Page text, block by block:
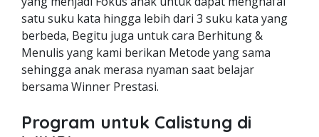
satu suku kata hingga lebih dari 3 suku kata yang
berbeda, Begitu juga untuk cara Berhitung &
Menulis yang kami berikan Metode yang sama
sehingga anak merasa nyaman saat belajar
bersama Winner Prestasi.
Program untuk Calistung di